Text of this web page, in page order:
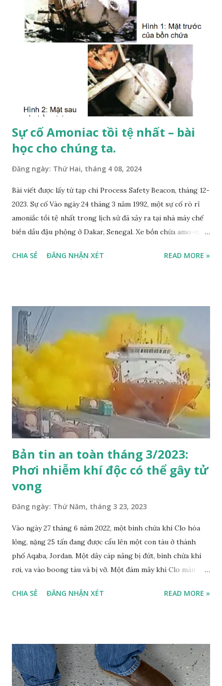
Sự cố Amoniac tồi tệ nhất – bài
học cho chúng ta.
Đăng ngày: Thứ Hai, tháng 4 08, 2024
Bài viết được lấy từ tạp chí Process Safety Beacon, tháng 12-
2023. Sự cố Vào ngày 24 tháng 3 năm 1992, một sự cố rò rỉ
amoniắc tồi tệ nhất trong lịch sử đã xảy ra tại nhà máy chế
biền dầu đậu phộng ở Dakar, Senegal. Xe bồn chứa amo-ni-
ắc dạng lỏng. Các mãnh vỡ từ vụ nổ đã xuyên qua các thiết bị
thương. Nguyên nhân sự cố: Bồn bể không được lắp cố định;
nó là dạng xe bồn dùng để vận chuyển amo-ni-ắc từ nhà máy
sản xuất amo-ni-ắc tới nhà máy sản xuất dầu đậu phộng. Bồn
chứa đã được sản xuất theo đúng quy định nhưng khi bị
hỏng, nó đã được vận hành 11 năm. Việc liên tục nạp quá
nhiều vào bồn chứa gây quá áp và hình thành các vết nứt. Nó
đã được phát hiện trong quá trình ...
CHIA SẺ ĐĂNG NHẬN XÉT READ MORE »
Bản tin an toàn tháng 3/2023:
Phơi nhiễm khí độc có thể gây tử
vong
Đăng ngày: Thứ Năm, tháng 3 23, 2023
Vào ngày 27 tháng 6 năm 2022, một bình chứa khí Clo hóa
lỏng, nặng 25 tấn đang được cẩu lên một con tàu ở thành
phố Aqaba, Jordan. Một dây cáp nâng bị đứt, bình chứa khí
rơi, va vào boong tàu và bị vỡ. Một đám mây khí Clo màu
tán khỏi khu vực làm việc ngay sau đó. Sự cố khiến 13 người
đã có thể xảy ra Hình 1. Khí Clo rò rò rỉ từ một chai khí nén
bị rơi Nguồn: https://www.voanews.com/a/jordan-
negligence-responsible-for-aqaba-chlorine-tank-
CHIA SẺ ĐĂNG NHẬN XÉT READ MORE »